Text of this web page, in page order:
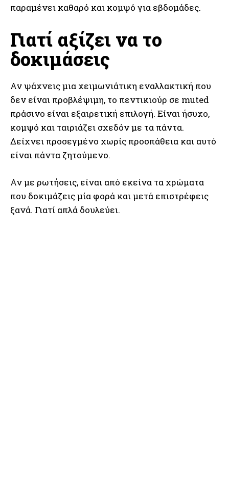
παραμένει καθαρό και κομψό για εβδομάδες.
Γιατί αξίζει να το
δοκιμάσεις
Αν ψάχνεις μια χειμωνιάτικη εναλλακτική που
δεν είναι προβλέψιμη, το πεντικιούρ σε muted
πράσινο είναι εξαιρετική επιλογή. Είναι ήσυχο,
κομψό και ταιριάζει σχεδόν με τα πάντα.
Δείχνει προσεγμένο χωρίς προσπάθεια και αυτό
είναι πάντα ζητούμενο.
Αν με ρωτήσεις, είναι από εκείνα τα χρώματα
που δοκιμάζεις μία φορά και μετά επιστρέφεις
ξανά. Γιατί απλά δουλεύει.